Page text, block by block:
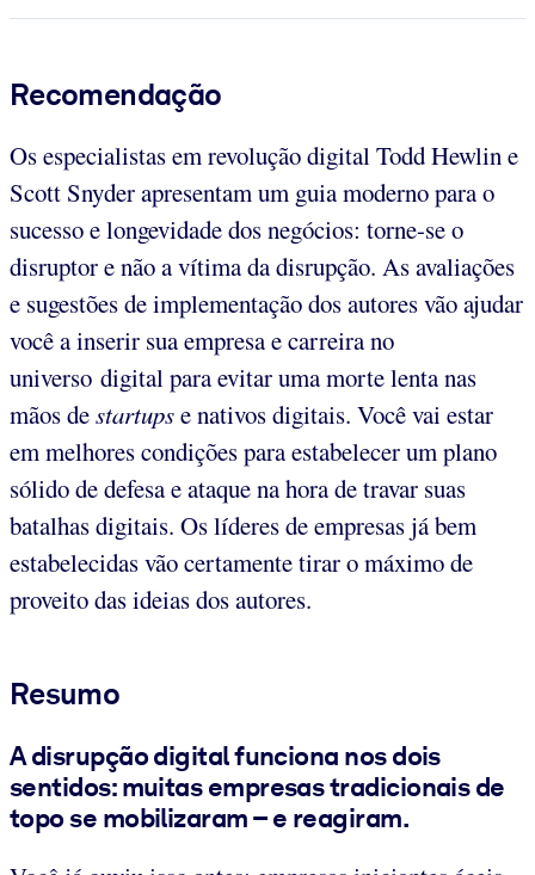
Recomendação
Os especialistas em revolução digital Todd Hewlin e
Scott Snyder apresentam um guia moderno para o
sucesso e longevidade dos negócios: torne-se o
disruptor e não a vítima da disrupção. As avaliações
e sugestões de implementação dos autores vão ajudar
você a inserir sua empresa e carreira no
universo digital para evitar uma morte lenta nas
mãos destartupse nativos digitais. Você vai estar
em melhores condições para estabelecer um plano
sólido de defesa e ataque na hora de travar suas
batalhas digitais. Os líderes de empresas já bem
estabelecidas vão certamente tirar o máximo de
proveito das ideias dos autores.
Resumo
A disrupção digital funciona nos dois
sentidos: muitas empresas tradicionais de
topo se mobilizaram – e reagiram.